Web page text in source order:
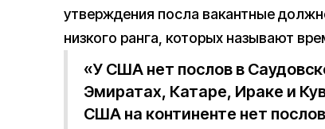
утверждения посла вакантные
низкого ранга, которых называют
«У США нет послов в
Эмиратах, Катаре, Ираке и
США на континенте нет